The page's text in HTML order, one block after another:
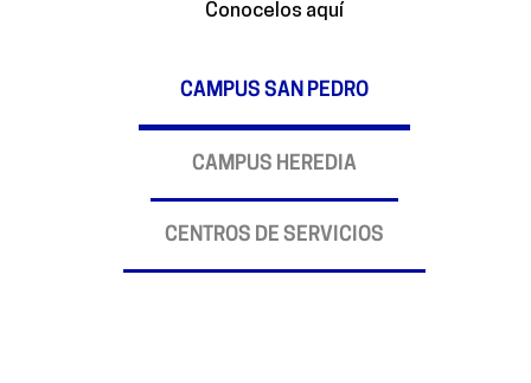
Conocelos aquí
CAMPUS SAN PEDRO
CAMPUS HEREDIA
CENTROS DE SERVICIOS